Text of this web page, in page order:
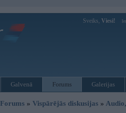
Sveiks, Viesi!
Galvenā Forums Galerijas
Forums » Vispārējās diskusijas »